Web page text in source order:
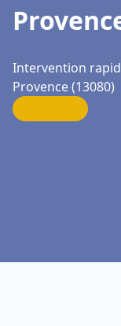
Intervention
Provence (13080)